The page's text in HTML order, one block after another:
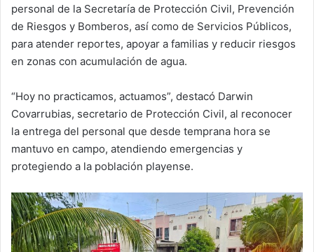
personal de la Secretaría de Protección Civil, Prevención
de Riesgos y Bomberos, así como de Servicios Públicos,
para atender reportes, apoyar a familias y reducir riesgos
en zonas con acumulación de agua.
“Hoy no practicamos, actuamos”, destacó Darwin
Covarrubias, secretario de Protección Civil, al reconocer
la entrega del personal que desde temprana hora se
mantuvo en campo, atendiendo emergencias y
protegiendo a la población playense.